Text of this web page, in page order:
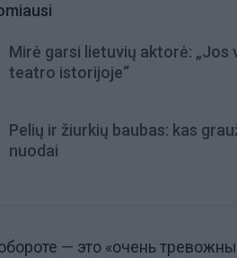
Mirė garsi lietuvių aktorė: „Jos
teatro istorijoje“
Pelių ir žiurkių baubas: kas
nuodai
— это «очень